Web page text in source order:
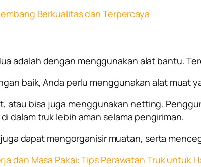
Berkualitas dan Terpercaya
adalah dengan menggunakan alat bantu.
baik, Anda perlu menggunakan alat muat
atau bisa juga menggunakan netting.
dalam truk lebih aman selama pengiriman.
dapat mengorganisir muatan, serta
dan Masa Pakai: Tips Perawatan Truk untuk